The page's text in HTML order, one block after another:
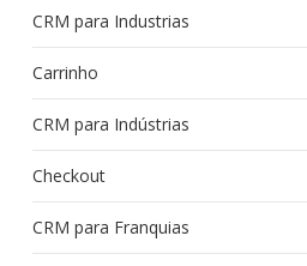
CRM para Industrias
Carrinho
CRM para Indústrias
Checkout
CRM para Franquias